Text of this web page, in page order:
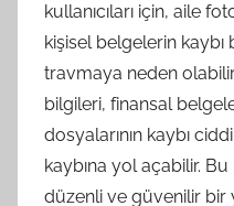
kullanıcıları için, aile
kişisel belgelerin
travmaya neden
bilgileri, finansal
dosyalarının kaybı
kaybına yol açabilir. Bu
düzenli ve güvenilir bir